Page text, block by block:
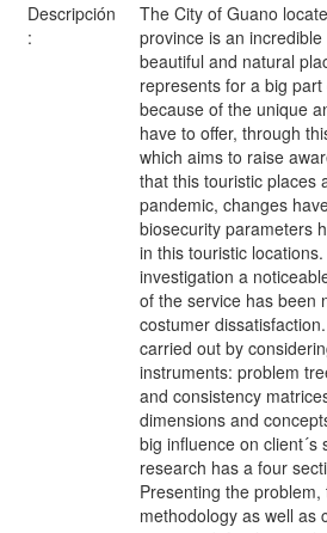
Descripción
:
The City of Guano
province is an
beautiful and natural
represents for a big
because of the unique
have to offer, through
which aims to raise
that this touristic places
pandemic, changes
biosecurity parameters
in this touristic
investigation a
of the service has been
costumer
carried out by
instruments: problem
and consistency
dimensions and
big influence on client´s
research has a four
Presenting the
methodology as well as